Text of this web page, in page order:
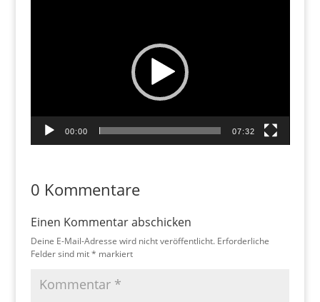
00:00 07:32
0 Kommentare
Einen Kommentar abschicken
Deine E-Mail-Adresse wird nicht veröffentlicht. Erforderliche
Felder sind mit* markiert